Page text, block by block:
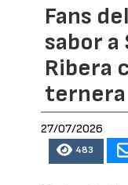
Fans
sabor a
Ribera
27/07/2026
483